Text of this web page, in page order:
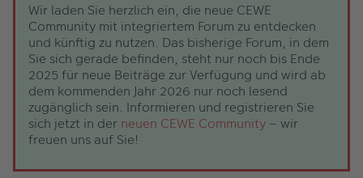
Wir laden Sie herzlich ein, die neue CEWE
Community mit integriertem Forum zu entdecken
und künftig zu nutzen. Das bisherige Forum, in dem
Sie sich gerade befinden, steht nur noch bis Ende
2025 für neue Beiträge zur Verfügung und wird ab
dem kommenden Jahr 2026 nur noch lesend
zugänglich sein. Informieren und registrieren Sie
sich jetzt in der neuen CEWE Community – wir
freuen uns auf Sie!